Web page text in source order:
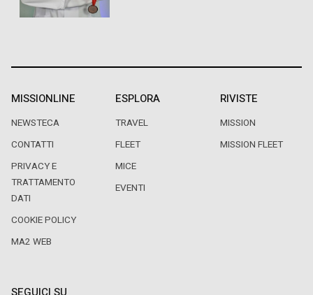
MISSIONLINE
NEWSTECA
CONTATTI
PRIVACY E
TRATTAMENTO
DATI
COOKIE POLICY
MA2 WEB
ESPLORA
TRAVEL
FLEET
MICE
EVENTI
RIVISTE
MISSION
MISSION FLEET